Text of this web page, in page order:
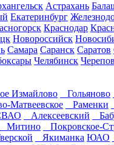
Астрахань
Екатеринбург
Краснодар
Новороссийск
Самара Саранск Саратов
Челябинск
Измайлово Гольяново
Матвеевское Раменки
Алексеевский
Митино Покровское-
Якиманка ЮАО